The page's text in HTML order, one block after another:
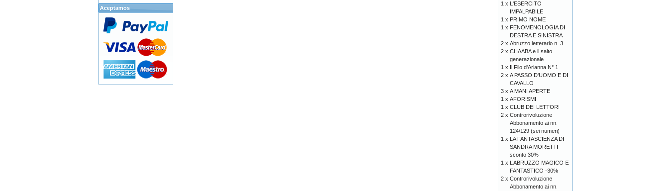
Aceptamos
1 x L'ESERCITO
IMPALPABILE
1 x PRIMO NOME
1 x FENOMENOLOGIA DI
DESTRA E SINISTRA
2 x Abruzzo letterario n. 3
2 x CHAABA e il salto
generazionale
1 x Il Filo d'Arianna N° 1
2 x A PASSO D'UOMO E DI
CAVALLO
3 x A MANI APERTE
1 x AFORISMI
1 x CLUB DEI LETTORI
2 x Controrivoluzione
Abbonamento ai nn.
124/129 (sei numeri)
1 x LA FANTASCIENZA DI
SANDRA MORETTI
sconto 30%
1 x L’ABRUZZO MAGICO E
FANTASTICO -30%
2 x Controrivoluzione
Abbonamento ai nn.